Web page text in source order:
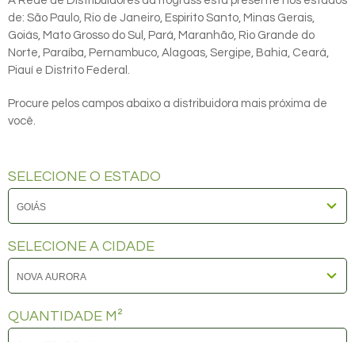
de: São Paulo, Rio de Janeiro, Espirito Santo, Minas Gerais,
Goiás, Mato Grosso do Sul, Pará, Maranhão, Rio Grande do
Norte, Paraíba, Pernambuco, Alagoas, Sergipe, Bahia, Ceará,
Piauí e Distrito Federal.
Procure pelos campos abaixo a distribuidora mais próxima de
você.
SELECIONE O ESTADO
SELECIONE A CIDADE
QUANTIDADE M²